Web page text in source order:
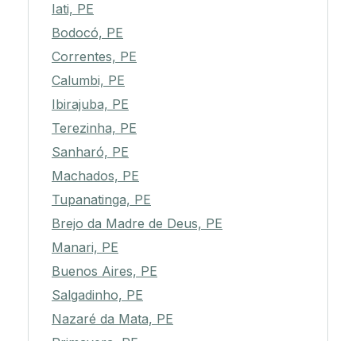
Iati, PE
Bodocó, PE
Correntes, PE
Calumbi, PE
Ibirajuba, PE
Terezinha, PE
Sanharó, PE
Machados, PE
Tupanatinga, PE
Brejo da Madre de Deus, PE
Manari, PE
Buenos Aires, PE
Salgadinho, PE
Nazaré da Mata, PE